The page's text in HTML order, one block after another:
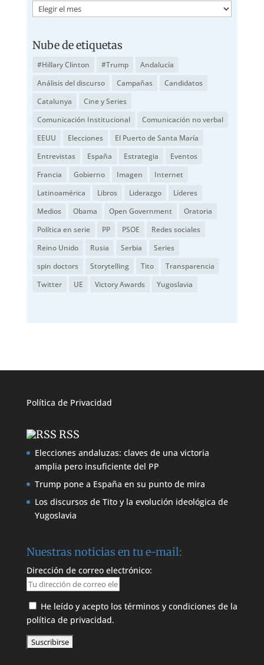
Archivo:
Nube de etiquetas
#Hillary Clinton #Trump
Andalucía
Análisis del discurso
Campañas
Candidatos
Catalunya
Cine y Series
Comunicación Institucional
Comunicación no verbal
EEUU
Elecciones
El Puerto de Santa María
Entrevistas
España Estrategia
Eventos
Francia
Gobierno Imagen
Internet
Latinoamérica
Libros Liderazgo
Líderes
Medios
Obama Open Government
Oratoria
Política en serie
PP PSOE
Redes sociales
Reino Unido
Rusia Serbia
Series
spin doctors
Storytelling Tito
Transparencia
Twitter
UE Victory Awards Yugoslavia
Política de Privacidad
RSS
Elecciones andaluzas: claves de una victoria
amplia pero insuficiente del PP
Trump pone a España en su punto de mira
Los discursos de Tito y la evolución ideológica de
Yugoslavia
Nuestras noticias en tu e-mail:
Dirección de correo electrónico:
He leído y acepto los términos y condiciones de la
política de privacidad.